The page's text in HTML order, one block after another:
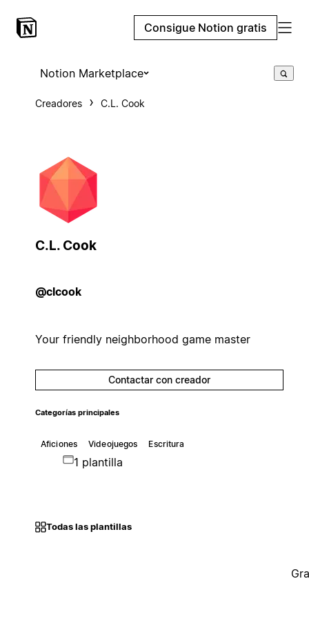
Consigue Notion gratis
Notion Marketplace
Creadores C.L. Cook
C.L. Cook
@clcook
Your friendly neighborhood game master
Contactar con creador
Categorías principales
Aficiones Videojuegos Escritura
1 plantilla
Todas las plantillas